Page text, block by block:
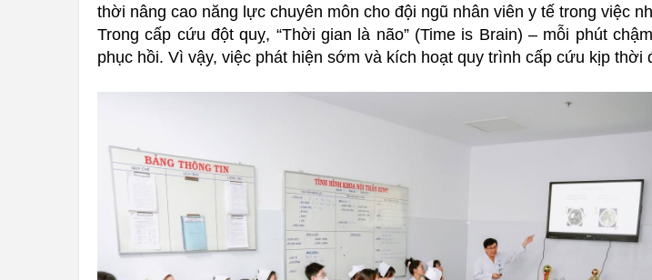
thời nâng cao năng lực chuyên môn cho đội ngũ nhân viên y tế trong việc
Trong cấp cứu đột quỵ, “Thời gian là não” (Time is Brain) – mỗi phút
phục hồi. Vì vậy, việc phát hiện sớm và kích hoạt quy trình cấp cứu kịp thời